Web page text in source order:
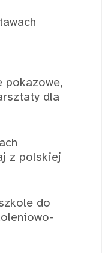
pokazowe,
dla
z polskiej
do